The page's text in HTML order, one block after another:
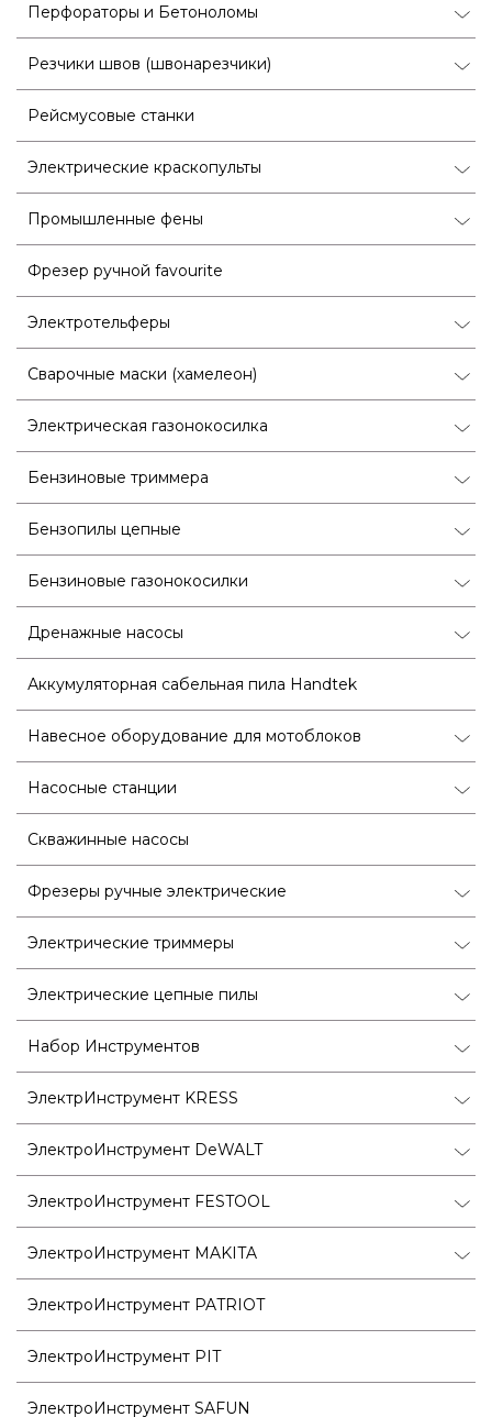
Перфораторы и Бетоноломы
Резчики швов (швонарезчики)
Рейсмусовые станки
Электрические краскопульты
Промышленные фены
Фрезер ручной favourite
Электротельферы
Сварочные маски (хамелеон)
Электрическая газонокосилка
Бензиновые триммера
Бензопилы цепные
Бензиновые газонокосилки
Дренажные насосы
Аккумуляторная сабельная пила Handtek
Навесное оборудование для мотоблоков
Насосные станции
Скважинные насосы
Фрезеры ручные электрические
Электрические триммеры
Электрические цепные пилы
Набор Инструментов
ЭлектрИнструмент KRESS
ЭлектроИнструмент DeWALT
ЭлектроИнструмент FESTOOL
ЭлектроИнструмент MAKITA
ЭлектроИнструмент PATRIOT
ЭлектроИнструмент PIT
ЭлектроИнструмент SAFUN